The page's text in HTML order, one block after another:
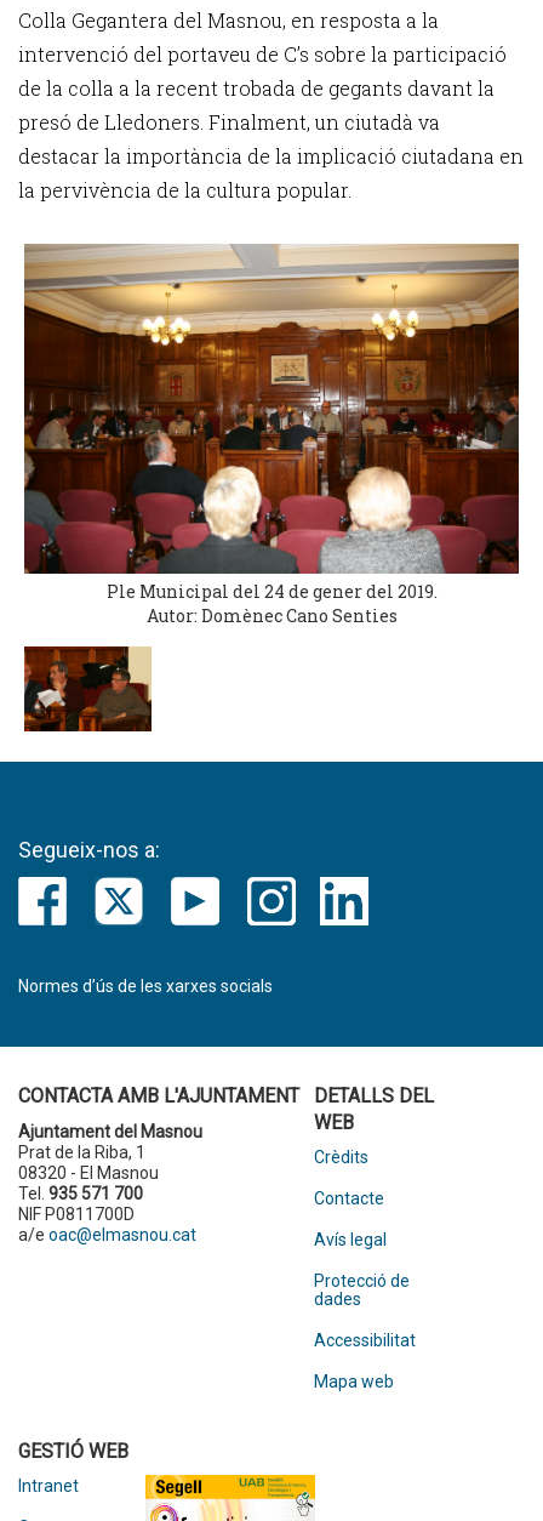
Colla Gegantera del Masnou, en resposta a la
intervenció del portaveu de C’s sobre la participació
de la colla a la recent trobada de gegants davant la
presó de Lledoners. Finalment, un ciutadà va
destacar la importància de la implicació ciutadana en
la pervivència de la cultura popular.
Ple Municipal del 24 de gener del 2019.
Autor: Domènec Cano Senties
Segueix-nos a:
Normes d’ús de les xarxes socials
CONTACTA AMB L'AJUNTAMENT
Ajuntament del Masnou
Prat de la Riba, 1
08320 - El Masnou
Tel. 935 571 700
NIF P0811700D
a/e oac@elmasnou.cat
DETALLS DEL
WEB
Crèdits
Contacte
Avís legal
Protecció de
dades
Accessibilitat
Mapa web
GESTIÓ WEB
Intranet